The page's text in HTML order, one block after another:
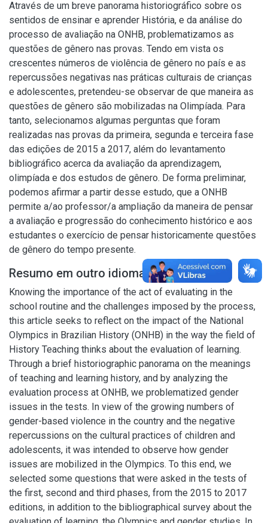
Através de um breve panorama historiográfico sobre os
sentidos de ensinar e aprender História, e da análise do
processo de avaliação na ONHB, problematizamos as
questões de gênero nas provas. Tendo em vista os
crescentes números de violência de gênero no país e as
repercussões negativas nas práticas culturais de crianças
e adolescentes, pretendeu-se observar de que maneira as
questões de gênero são mobilizadas na Olimpíada. Para
tanto, selecionamos algumas perguntas que foram
realizadas nas provas da primeira, segunda e terceira fase
das edições de 2015 a 2017, além do levantamento
bibliográfico acerca da avaliação da aprendizagem,
olimpíada e dos estudos de gênero. De forma preliminar,
podemos afirmar a partir desse estudo, que a ONHB
permite a/ao professor/a ampliação da maneira de pensar
a avaliação e progressão do conhecimento histórico e aos
estudantes o exercício de pensar historicamente questões
de gênero do tempo presente.
Resumo em outro idioma
Knowing the importance of the act of evaluating in the
school routine and the challenges imposed by the process,
this article seeks to reflect on the impact of the National
Olympics in Brazilian History (ONHB) in the way the field of
History Teaching thinks about the evaluation of learning.
Through a brief historiographic panorama on the meanings
of teaching and learning history, and by analyzing the
evaluation process at ONHB, we problematized gender
issues in the tests. In view of the growing numbers of
gender-based violence in the country and the negative
repercussions on the cultural practices of children and
adolescents, it was intended to observe how gender
issues are mobilized in the Olympics. To this end, we
selected some questions that were asked in the tests of
the first, second and third phases, from the 2015 to 2017
editions, in addition to the bibliographical survey about the